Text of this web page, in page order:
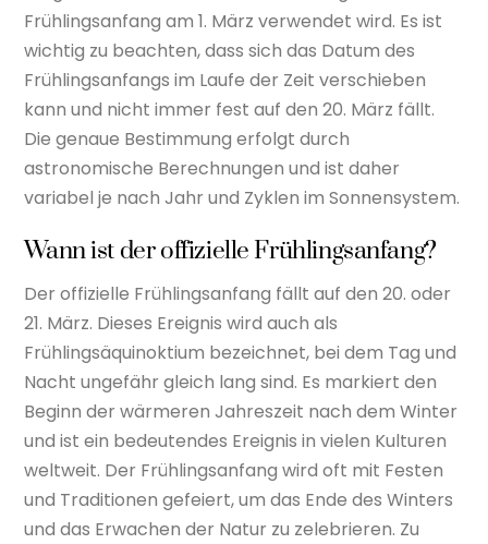
Frühlingsanfang am 1. März verwendet wird. Es ist
wichtig zu beachten, dass sich das Datum des
Frühlingsanfangs im Laufe der Zeit verschieben
kann und nicht immer fest auf den 20. März fällt.
Die genaue Bestimmung erfolgt durch
astronomische Berechnungen und ist daher
variabel je nach Jahr und Zyklen im Sonnensystem.
Wann ist der offizielle Frühlingsanfang?
Der offizielle Frühlingsanfang fällt auf den 20. oder
21. März. Dieses Ereignis wird auch als
Frühlingsäquinoktium bezeichnet, bei dem Tag und
Nacht ungefähr gleich lang sind. Es markiert den
Beginn der wärmeren Jahreszeit nach dem Winter
und ist ein bedeutendes Ereignis in vielen Kulturen
weltweit. Der Frühlingsanfang wird oft mit Festen
und Traditionen gefeiert, um das Ende des Winters
und das Erwachen der Natur zu zelebrieren. Zu